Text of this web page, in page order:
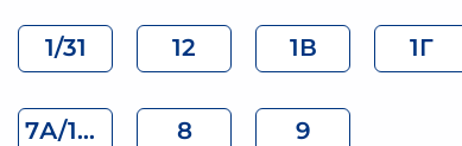
1/31 12 1В 1Г
7А/10Ж 8 9